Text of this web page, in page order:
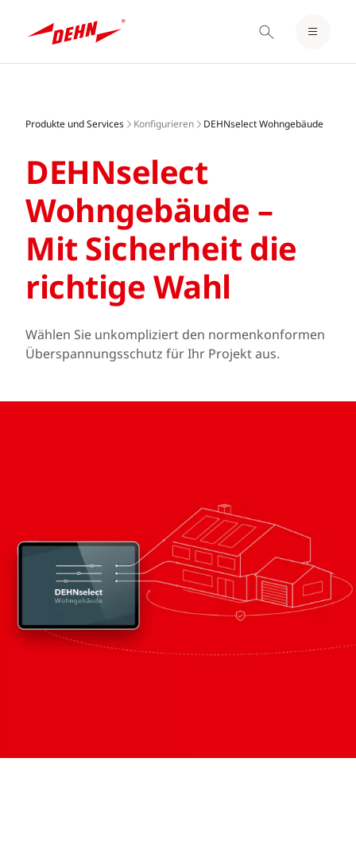
content
EINLOGGEN / REGISTRIEREN
Produkte und Services Konfigurieren DEHNselect Wohngebäude
DEHNselect
Wohngebäude –
Mit Sicherheit die
richtige Wahl
Wählen Sie unkompliziert den normenkonformen
Überspannungsschutz für Ihr Projekt aus.